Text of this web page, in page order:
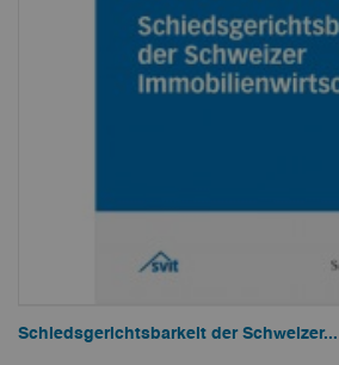
Schiedsgerichtsbarkeit der Schweizer...